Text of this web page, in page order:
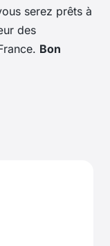
serez prêts à
des
Bon